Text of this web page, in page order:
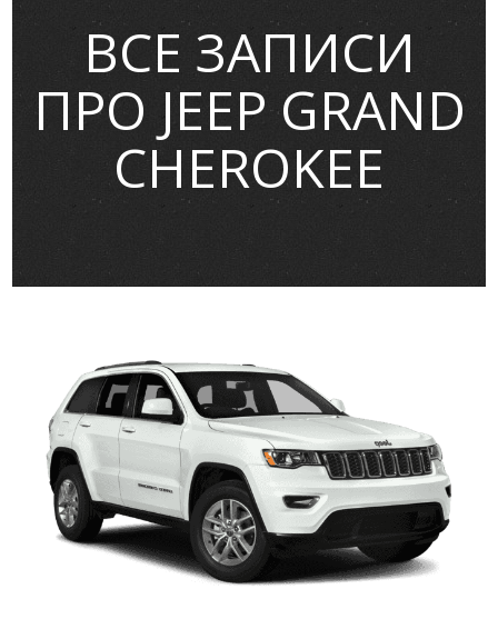
ВСЕ ЗАПИСИ
ПРО JEEP GRAND
CHEROKEE